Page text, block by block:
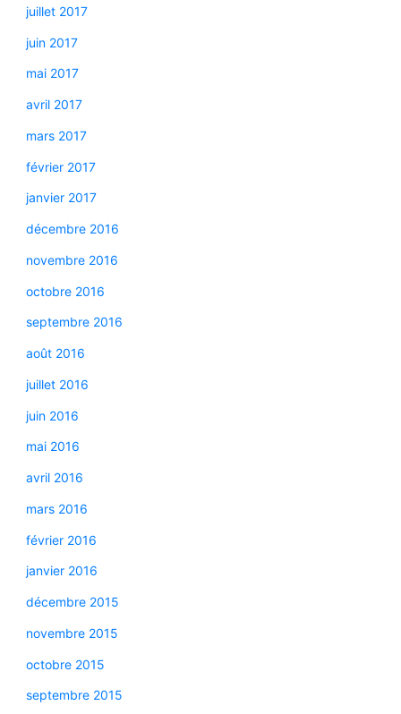
juillet 2017
juin 2017
mai 2017
avril 2017
mars 2017
février 2017
janvier 2017
décembre 2016
novembre 2016
octobre 2016
septembre 2016
août 2016
juillet 2016
juin 2016
mai 2016
avril 2016
mars 2016
février 2016
janvier 2016
décembre 2015
novembre 2015
octobre 2015
septembre 2015